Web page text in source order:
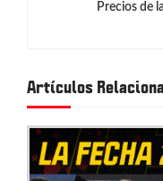
i
ó
n
Precios de
Artículos